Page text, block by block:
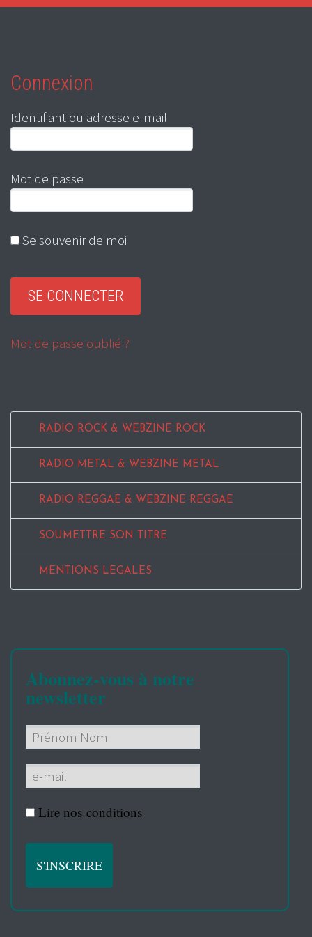
Connexion
Identifiant ou adresse e-mail
Mot de passe
Se souvenir de moi
Mot de passe oublié ?
RADIO ROCK & WEBZINE ROCK
RADIO METAL & WEBZINE METAL
RADIO REGGAE & WEBZINE REGGAE
SOUMETTRE SON TITRE
MENTIONS LEGALES
Abonnez-vous à notre
newsletter
Lire nos conditions